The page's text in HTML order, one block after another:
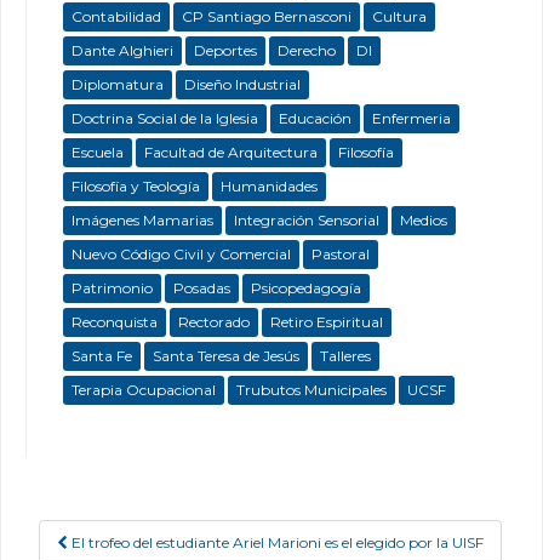
Contabilidad
CP Santiago Bernasconi
Cultura
Dante Alghieri
Deportes Derecho
DI
Diplomatura
Diseño Industrial
Doctrina Social de la Iglesia
Educación
Enfermeria
Escuela
Facultad de Arquitectura
Filosofía
Filosofía y Teología
Humanidades
Imágenes Mamarias
Integración Sensorial
Medios
Nuevo Código Civil y Comercial
Pastoral
Patrimonio
Posadas
Psicopedagogía
Reconquista
Rectorado
Retiro Espiritual
Santa Fe
Santa Teresa de Jesús
Talleres
Terapia Ocupacional
Trubutos Municipales UCSF
El trofeo del estudiante Ariel Marioni es el elegido por la UISF